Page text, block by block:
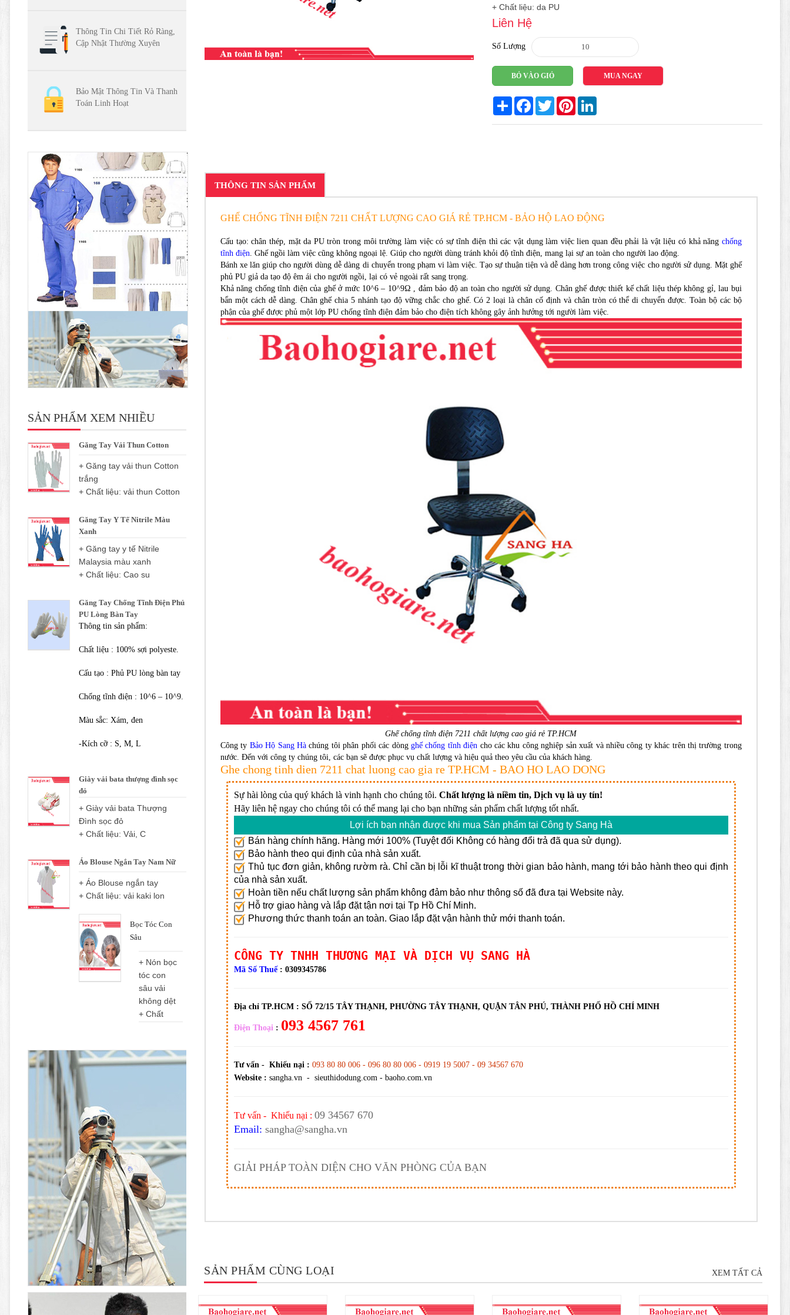
Thông Tin Chi Tiết Rỏ Ràng,
Cập Nhật Thường Xuyên
Bảo Mật Thông Tin Và Thanh
Toán Linh Hoạt
SẢN PHẨM XEM NHIỀU
Găng Tay Vải Thun Cotton
+ Găng tay vải thun Cotton
trắng
+ Chất liệu: vải thun Cotton
Găng Tay Y Tế Nitrile Màu
Xanh
+ Găng tay y tế Nitrile
Malaysia màu xanh
+ Chất liệu: Cao su
Găng Tay Chống Tĩnh Điện Phủ
PU Lòng Bàn Tay
Thông tin sản phẩm:
Chất liệu : 100% sợi polyeste.
Cấu tạo : Phủ PU lòng bàn tay
Chống tĩnh điện : 10^6 – 10^9.
Màu sắc: Xám, đen
-Kích cỡ : S, M, L
Giày vải bata thượng đình sọc
đỏ
+ Giày vải bata Thượng
Đình sọc đỏ
+ Chất liệu: Vải, C
Áo Blouse Ngắn Tay Nam Nữ
+ Áo Blouse ngắn tay
+ Chất liệu: vải kaki lon
Bọc Tóc Con
Sâu
+ Nón bọc
tóc con
sâu vải
không dệt
+ Chất
+ Chất liệu: da PU
Liên Hệ
Số Lượng
BỎ VÀO GIỎ MUA NGAY
Share FacebookTwitterPinterest
THÔNG TIN SẢN PHẨM
GHẾ CHỐNG TĨNH ĐIỆN 7211 CHẤT LƯỢNG CAO GIÁ RẺ TP.HCM - BẢO HỘ LAO ĐỘNG
Cấu tạo: chân thép, mặt da PU tròn trong môi trường làm việc có sự tĩnh điện thì các vật dụng làm việc lien quan đều phải là vật liệu có khả năng chống
tĩnh điện. Ghế ngồi làm việc cũng không ngoại lệ. Giúp cho người dùng tránh khỏi độ tĩnh điện, mang lại sự an toàn cho người lao động.
Bánh xe lăn giúp cho người dùng dễ dàng di chuyển trong phạm vi làm việc. Tạo sự thuận tiện và dễ dàng hơn trong công việc cho người sử dụng. Mặt ghế
phủ PU giả da tạo độ êm ái cho người ngồi, lại có vẻ ngoài rất sang trọng.
Khả năng chống tĩnh điện của ghế ở mức 10^6 – 10^9Ω , đảm bảo độ an toàn cho người sử dụng. Chân ghế được thiết kế chất liệu thép không gỉ, lau bụi
bẩn một cách dễ dàng. Chân ghế chia 5 nhánh tạo độ vững chắc cho ghế. Có 2 loại là chân cố định và chân tròn có thể di chuyển được. Toàn bộ các bộ
phận của ghế được phủ một lớp PU chống tĩnh điện đảm bảo cho điện tích không gây ảnh hưởng tới người làm việc.
Ghế chống tĩnh điện 7211 chất lượng cao giá rẻ TP.HCM
Công ty Bảo Hộ Sang Hàchúng tôi phân phối các dòng ghế chống tĩnh điện cho các khu công nghiệp sản xuất và nhiều công ty khác trên thị trường trong
nước. Đến với công ty chúng tôi, các bạn sẽ được phục vụ chất lượng và hiệu quả theo yêu cầu của khách hàng.
Ghe chong tinh dien 7211 chat luong cao gia re TP.HCM - BAO HO LAO DONG
Sự hài lòng của quý khách là vinh hạnh cho chúng tôi. Chất lượng là niềm tin, Dịch vụ là uy tín!
Hãy liên hệ ngay cho chúng tôi có thể mang lại cho bạn những sản phẩm chất lượng tốt nhất.
Lợi ích bạn nhận được khi mua Sản phẩm tại Công ty Sang Hà
Bán hàng chính hãng. Hàng mới 100% (Tuyệt đối Không có hàng đổi trả đã qua sử dụng).
Bảo hành theo qui định của nhà sản xuất.
Thủ tục đơn giản, không rườm rà. Chỉ cần bị lỗi kĩ thuật trong thời gian bảo hành, mang tới bảo hành theo qui định
của nhà sản xuất.
Hoàn tiền nếu chất lượng sản phẩm không đảm bảo như thông số đã đưa tại Website này.
Hỗ trợ giao hàng và lắp đặt tận nơi tại Tp Hồ Chí Minh.
Phương thức thanh toán an toàn. Giao lắp đặt vận hành thử mới thanh toán.
CÔNG TY TNHH THƯƠNG MẠI VÀ DỊCH VỤ SANG HÀ
Mã Số Thuế : 0309345786
Địa chỉ TP.HCM : SỐ 72/15 TÂY THẠNH, PHƯỜNG TÂY THẠNH, QUẬN TÂN PHÚ, THÀNH PHỐ HỒ CHÍ MINH
Điện Thoại : 093 4567 761
Tư vấn - Khiếu nại : 093 80 80 006 - 096 80 80 006 - 0919 19 5007 - 09 34567 670
Website : sangha.vn - sieuthidodung.com - baoho.com.vn
Tư vấn - Khiếu nại : 09 34567 670
Email: sangha@sangha.vn
GIẢI PHÁP TOÀN DIỆN CHO VĂN PHÒNG CỦA BẠN
SẢN PHẨM CÙNG LOẠI XEM TẤT CẢ